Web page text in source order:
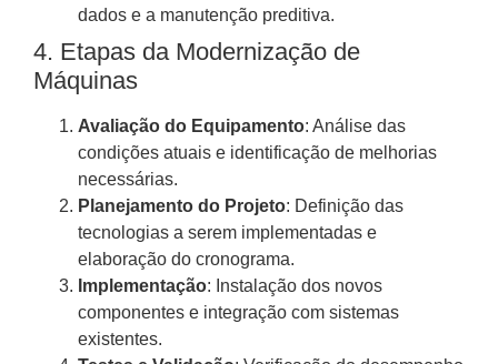
dados e a manutenção preditiva.
4. Etapas da Modernização de
Máquinas
Avaliação do Equipamento: Análise das
condições atuais e identificação de melhorias
necessárias.
Planejamento do Projeto: Definição das
tecnologias a serem implementadas e
elaboração do cronograma.
Implementação: Instalação dos novos
componentes e integração com sistemas
existentes.